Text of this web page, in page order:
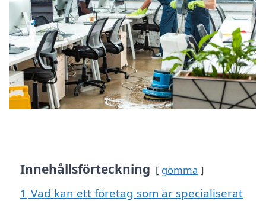
Innehållsförteckning gömma
1 Vad kan ett företag som är specialiserat